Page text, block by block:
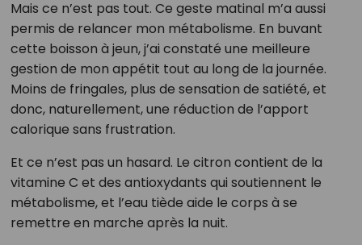
Mais ce n’est pas tout. Ce geste matinal m’a aussi
permis de relancer mon métabolisme. En buvant
cette boisson à jeun, j’ai constaté une meilleure
gestion de mon appétit tout au long de la journée.
Moins de fringales, plus de sensation de satiété, et
donc, naturellement, une réduction de l’apport
calorique sans frustration.
Et ce n’est pas un hasard. Le citron contient de la
vitamine C et des antioxydants qui soutiennent le
métabolisme, et l’eau tiède aide le corps à se
remettre en marche après la nuit.